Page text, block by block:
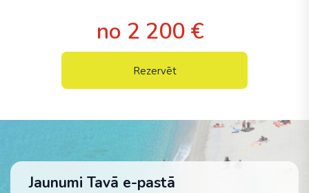
no 2 200 €
Rezervēt
Jaunumi Tavā e-pastā